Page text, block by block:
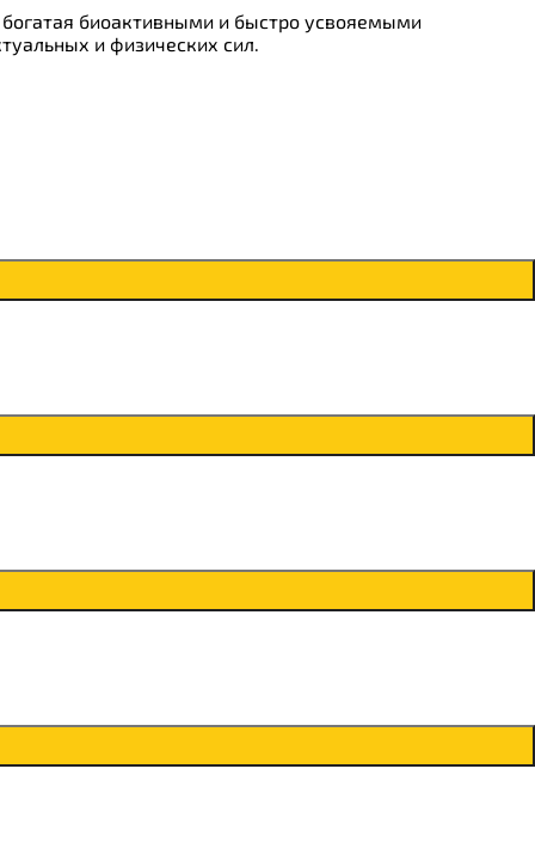
богатая биоактивными и быстро усвояемыми
и физических сил.